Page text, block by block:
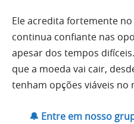
Ele acredita fortemente
continua confiante nas
apesar dos tempos
que a moeda vai cair,
tenham opções viáveis
🔔 Entre em nosso